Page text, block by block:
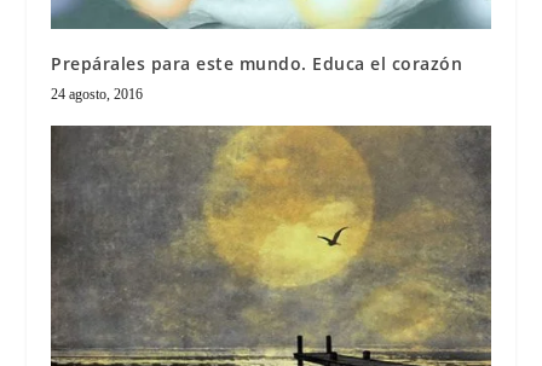
Prepárales para este mundo. Educa el corazón
24 agosto, 2016